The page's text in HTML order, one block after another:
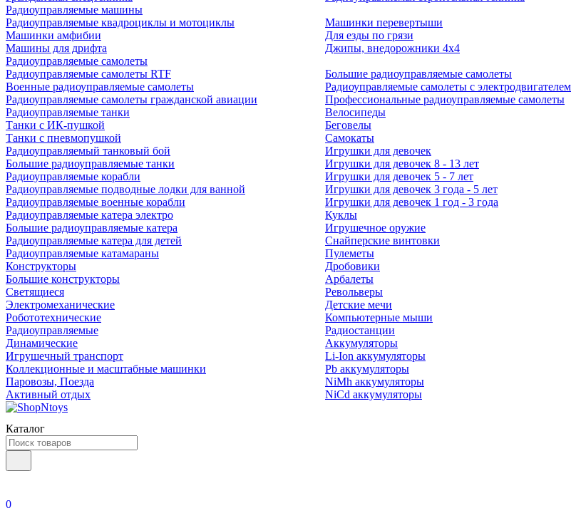
Радиоуправляемые машины
Радиоуправляемые квадроциклы и мотоциклы
Машинки амфибии
Машины для дрифта
Машинки перевертыши
Для езды по грязи
Джипы, внедорожники 4x4
Радиоуправляемые самолеты
Радиоуправляемые самолеты RTF
Военные радиоуправляемые самолеты
Радиоуправляемые самолеты гражданской авиации
Большие радиоуправляемые самолеты
Радиоуправляемые самолеты с электродвигателем
Профессиональные радиоуправляемые самолеты
Радиоуправляемые танки
Танки с ИК-пушкой
Танки с пневмопушкой
Радиоуправляемый танковый бой
Большие радиоуправляемые танки
Радиоуправляемые корабли
Радиоуправляемые подводные лодки для ванной
Радиоуправляемые военные корабли
Радиоуправляемые катера электро
Большие радиоуправляемые катера
Радиоуправляемые катера для детей
Радиоуправляемые катамараны
Конструкторы
Большие конструкторы
Светящиеся
Электромеханические
Робототехнические
Радиоуправляемые
Динамические
Игрушечный транспорт
Коллекционные и масштабные машинки
Паровозы, Поезда
Активный отдых
Велосипеды
Беговелы
Самокаты
Игрушки для девочек
Игрушки для девочек 8 - 13 лет
Игрушки для девочек 5 - 7 лет
Игрушки для девочек 3 года - 5 лет
Игрушки для девочек 1 год - 3 года
Куклы
Игрушечное оружие
Снайперские винтовки
Пулеметы
Дробовики
Арбалеты
Револьверы
Детские мечи
Компьютерные мыши
Радиостанции
Аккумуляторы
Li-Ion аккумуляторы
Pb аккумуляторы
NiMh аккумуляторы
NiCd аккумуляторы
Каталог
0